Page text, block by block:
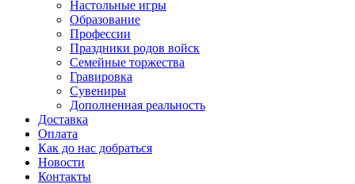
Настольные игры
Образование
Профессии
Праздники родов войск
Семейные торжества
Гравировка
Сувениры
Дополненная реальность
Доставка
Оплата
Как до нас добраться
Новости
Контакты